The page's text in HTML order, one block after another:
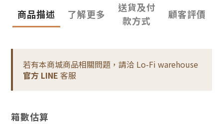
商品描述 了解更多
送貨及付
款方式
顧客評價
若有本商城商品相關問題，請洽 Lo-Fi warehouse
官方 LINE 客服
箱數估算